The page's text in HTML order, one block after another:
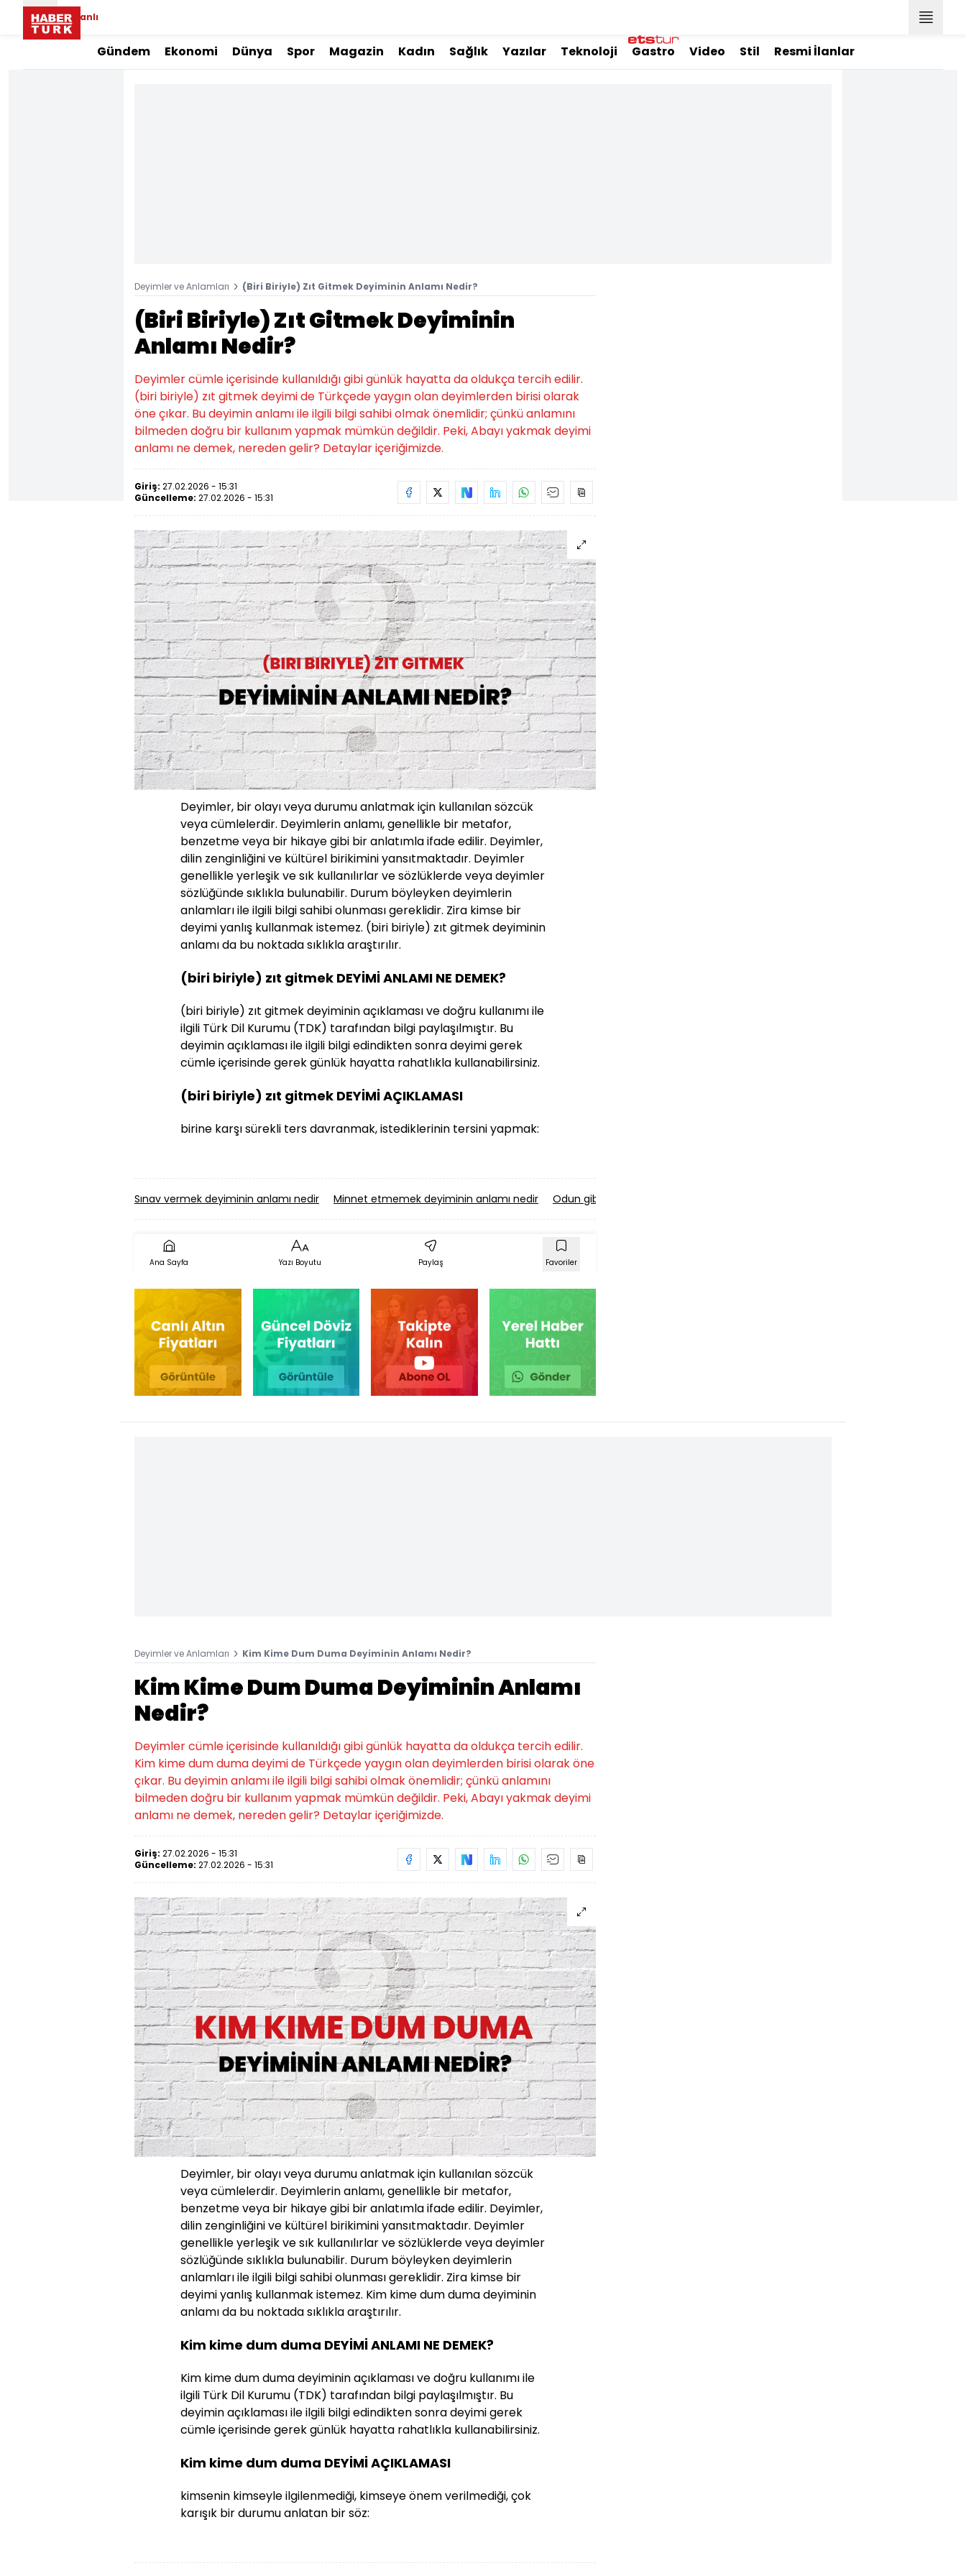
Canlı
Gündem Ekonomi Dünya Spor Magazin Kadın Sağlık Yazılar Teknoloji Gastro Video Stil Resmi İlanlar
Deyimler ve Anlamları (Biri Biriyle) Zıt Gitmek Deyiminin Anlamı Nedir?
(Biri Biriyle) Zıt Gitmek Deyiminin
Anlamı Nedir?
Deyimler cümle içerisinde kullanıldığı gibi günlük hayatta da oldukça tercih edilir.
(biri biriyle) zıt gitmek deyimi de Türkçede yaygın olan deyimlerden birisi olarak
öne çıkar. Bu deyimin anlamı ile ilgili bilgi sahibi olmak önemlidir; çünkü anlamını
bilmeden doğru bir kullanım yapmak mümkün değildir. Peki, Abayı yakmak deyimi
anlamı ne demek, nereden gelir? Detaylar içeriğimizde.
Giriş: 27.02.2026 - 15:31
Güncelleme: 27.02.2026 - 15:31
Deyimler, bir olayı veya durumu anlatmak için kullanılan sözcük
veya cümlelerdir. Deyimlerin anlamı, genellikle bir metafor,
benzetme veya bir hikaye gibi bir anlatımla ifade edilir. Deyimler,
dilin zenginliğini ve kültürel birikimini yansıtmaktadır. Deyimler
genellikle yerleşik ve sık kullanılırlar ve sözlüklerde veya deyimler
sözlüğünde sıklıkla bulunabilir. Durum böyleyken deyimlerin
anlamları ile ilgili bilgi sahibi olunması gereklidir. Zira kimse bir
deyimi yanlış kullanmak istemez. (biri biriyle) zıt gitmek deyiminin
anlamı da bu noktada sıklıkla araştırılır.
(biri biriyle) zıt gitmek DEYİMİ ANLAMI NE DEMEK?
(biri biriyle) zıt gitmek deyiminin açıklaması ve doğru kullanımı ile
ilgili Türk Dil Kurumu (TDK) tarafından bilgi paylaşılmıştır. Bu
deyimin açıklaması ile ilgili bilgi edindikten sonra deyimi gerek
cümle içerisinde gerek günlük hayatta rahatlıkla kullanabilirsiniz.
(biri biriyle) zıt gitmek DEYİMİ AÇIKLAMASI
birine karşı sürekli ters davranmak, istediklerinin tersini yapmak:
Sınav vermek deyiminin anlamı nedir Minnet etmemek deyiminin anlamı nedir Odun gibi deyiminin anlamı nedir
Ana Sayfa Yazı Boyutu Paylaş Favoriler
Deyimler ve Anlamları Kim Kime Dum Duma Deyiminin Anlamı Nedir?
Kim Kime Dum Duma Deyiminin Anlamı
Nedir?
Deyimler cümle içerisinde kullanıldığı gibi günlük hayatta da oldukça tercih edilir.
Kim kime dum duma deyimi de Türkçede yaygın olan deyimlerden birisi olarak öne
çıkar. Bu deyimin anlamı ile ilgili bilgi sahibi olmak önemlidir; çünkü anlamını
bilmeden doğru bir kullanım yapmak mümkün değildir. Peki, Abayı yakmak deyimi
anlamı ne demek, nereden gelir? Detaylar içeriğimizde.
Giriş: 27.02.2026 - 15:31
Güncelleme: 27.02.2026 - 15:31
Deyimler, bir olayı veya durumu anlatmak için kullanılan sözcük
veya cümlelerdir. Deyimlerin anlamı, genellikle bir metafor,
benzetme veya bir hikaye gibi bir anlatımla ifade edilir. Deyimler,
dilin zenginliğini ve kültürel birikimini yansıtmaktadır. Deyimler
genellikle yerleşik ve sık kullanılırlar ve sözlüklerde veya deyimler
sözlüğünde sıklıkla bulunabilir. Durum böyleyken deyimlerin
anlamları ile ilgili bilgi sahibi olunması gereklidir. Zira kimse bir
deyimi yanlış kullanmak istemez. Kim kime dum duma deyiminin
anlamı da bu noktada sıklıkla araştırılır.
Kim kime dum duma DEYİMİ ANLAMI NE DEMEK?
Kim kime dum duma deyiminin açıklaması ve doğru kullanımı ile
ilgili Türk Dil Kurumu (TDK) tarafından bilgi paylaşılmıştır. Bu
deyimin açıklaması ile ilgili bilgi edindikten sonra deyimi gerek
cümle içerisinde gerek günlük hayatta rahatlıkla kullanabilirsiniz.
Kim kime dum duma DEYİMİ AÇIKLAMASI
kimsenin kimseyle ilgilenmediği, kimseye önem verilmediği, çok
karışık bir durumu anlatan bir söz: